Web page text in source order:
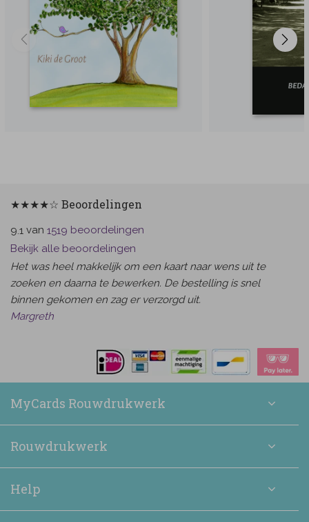
★★★★☆ Beoordelingen
9.1 van 1519 beoordelingen
Bekijk alle beoordelingen
Het was heel makkelijk om een kaart naar wens uit te
zoeken en daarna te bewerken. De bestelling is snel
binnen gekomen en zag er verzorgd uit.
Margreth
MyCards Rouwdrukwerk
Rouwdrukwerk
Help